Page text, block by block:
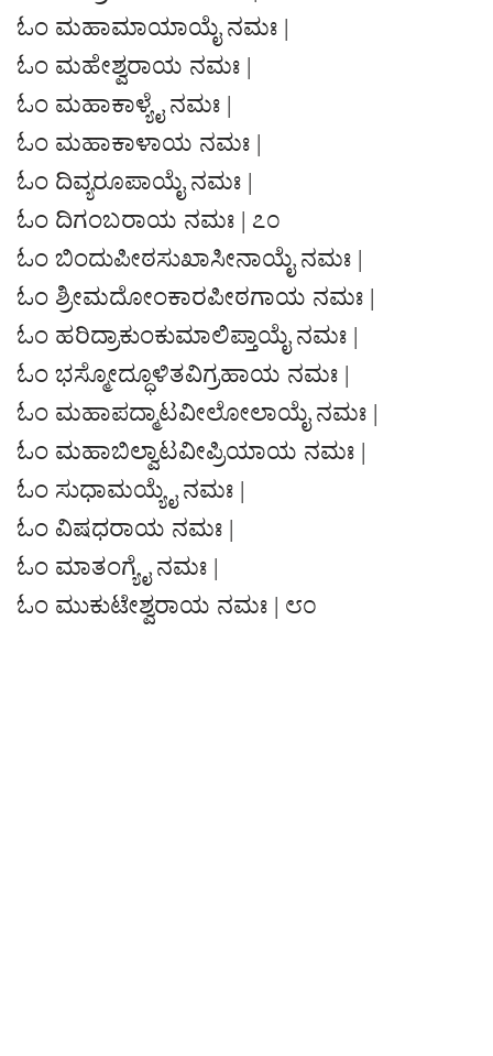
ಓಂ ಮಹಾಮಾಯಾಯೈ ನಮಃ |
ಓಂ ಮಹೇಶ್ವರಾಯ ನಮಃ |
ಓಂ ಮಹಾಕಾಳ್ಯೈ ನಮಃ |
ಓಂ ಮಹಾಕಾಳಾಯ ನಮಃ |
ಓಂ ದಿವ್ಯರೂಪಾಯೈ ನಮಃ |
ಓಂ ದಿಗಂಬರಾಯ ನಮಃ | ೭೦
ಓಂ ಬಿಂದುಪೀಠಸುಖಾಸೀನಾಯೈ ನಮಃ |
ಓಂ ಶ್ರೀಮದೋಂಕಾರಪೀಠಗಾಯ ನಮಃ |
ಓಂ ಹರಿದ್ರಾಕುಂಕುಮಾಲಿಪ್ತಾಯೈ ನಮಃ |
ಓಂ ಭಸ್ಮೋದ್ಧೂಳಿತವಿಗ್ರಹಾಯ ನಮಃ |
ಓಂ ಮಹಾಪದ್ಮಾಟವೀಲೋಲಾಯೈ ನಮಃ |
ಓಂ ಮಹಾಬಿಲ್ವಾಟವೀಪ್ರಿಯಾಯ ನಮಃ |
ಓಂ ಸುಧಾಮಯ್ಯೈ ನಮಃ |
ಓಂ ವಿಷಧರಾಯ ನಮಃ |
ಓಂ ಮಾತಂಗ್ಯೈ ನಮಃ |
ಓಂ ಮುಕುಟೇಶ್ವರಾಯ ನಮಃ | ೮೦